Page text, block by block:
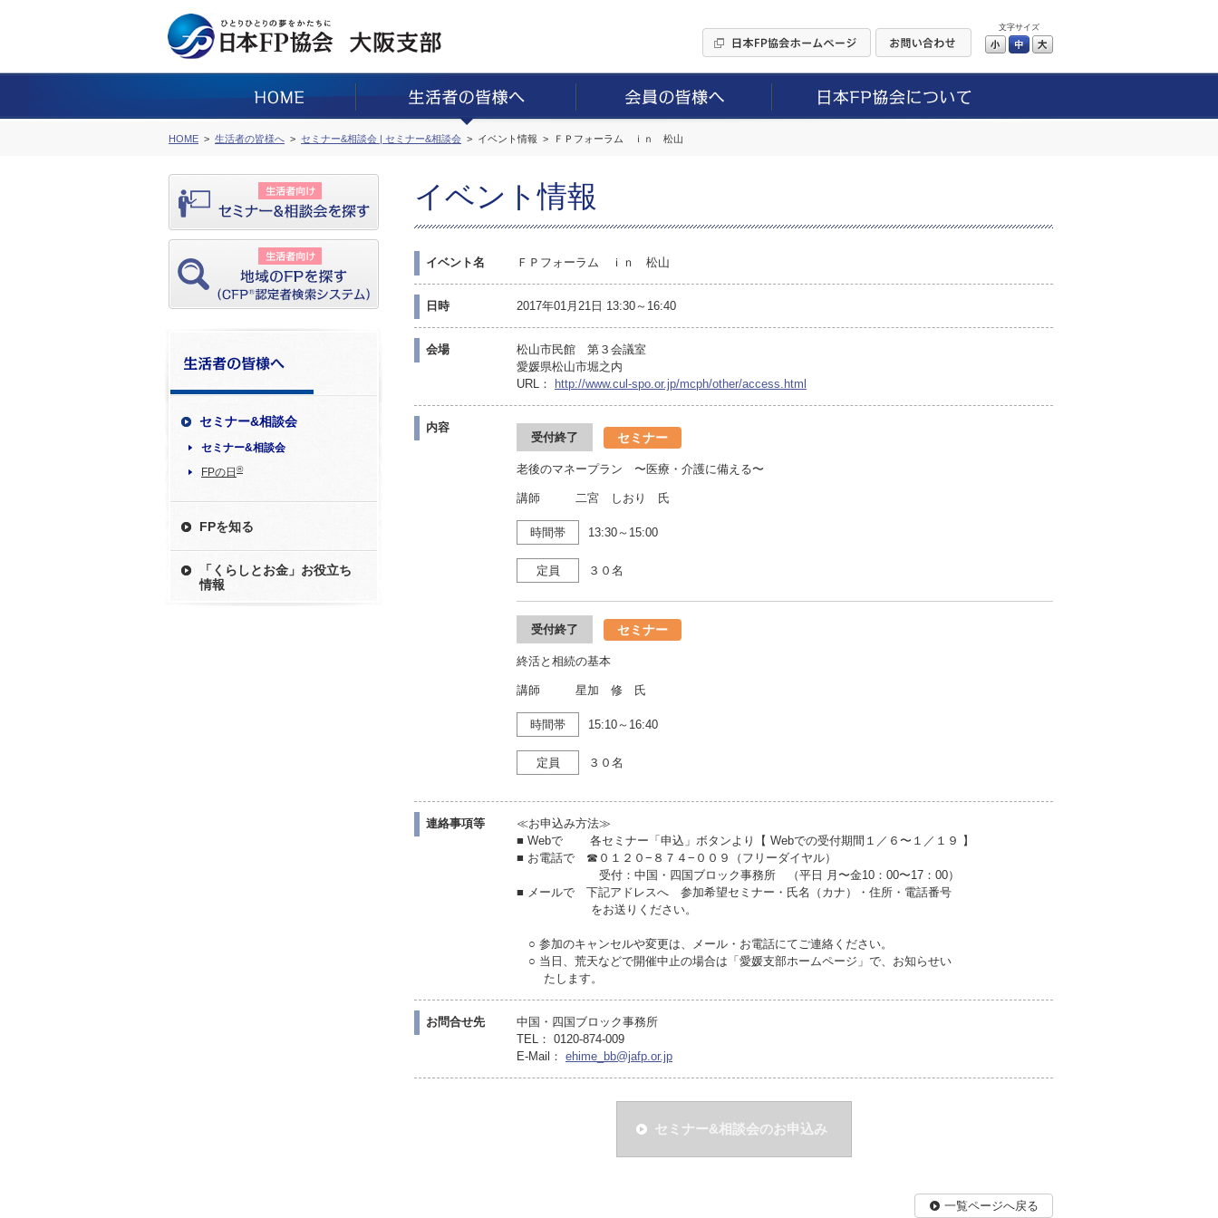
文字サイズ
小 中
HOME 生活者の皆様へ セミナー&相談会 | セミナー&相談会 イベント情報 ＦＰフォーラム ｉｎ 松山
セミナー&相談会
セミナー&相談会
FPの日 ®
FPを知る
「くらしとお金」お役立ち
情報
イベント情報
イベント名 ＦＰフォーラム ｉｎ 松山
日時 2017年01月21日 13:30～16:40
会場
松山市民館 第３会議室
愛媛県松山市堀之内
URL：
http://www.cul-spo.or.jp/mcph/other/access.html
内容
受付終了 セミナー
老後のマネープラン 〜医療・介護に備える〜
講師 二宮 しおり 氏
時間帯 13:30～15:00
定員 ３０名
受付終了 セミナー
終活と相続の基本
講師 星加 修 氏
時間帯 15:10～16:40
定員 ３０名
連絡事項等
≪お申込み方法≫
■ Webで 各セミナー「申込」ボタンより【 Webでの受付期間１／６〜１／１９ 】
■ お電話で ☎０１２０−８７４−００９（フリーダイヤル）
受付：中国・四国ブロック事務所 （平日 月〜金10：00〜17：00）
■ メールで 下記アドレスへ 参加希望セミナー・氏名（カナ）・住所・電話番号
をお送りください。
○ 参加のキャンセルや変更は、メール・お電話にてご連絡ください。
○ 当日、荒天などで開催中止の場合は「愛媛支部ホームページ」で、お知らせい
たします。
お問合せ先
中国・四国ブロック事務所
TEL： 0120-874-009
E-Mail： ehime_bb@jafp.or.jp
セミナー&相談会のお申込み
一覧ページへ戻る